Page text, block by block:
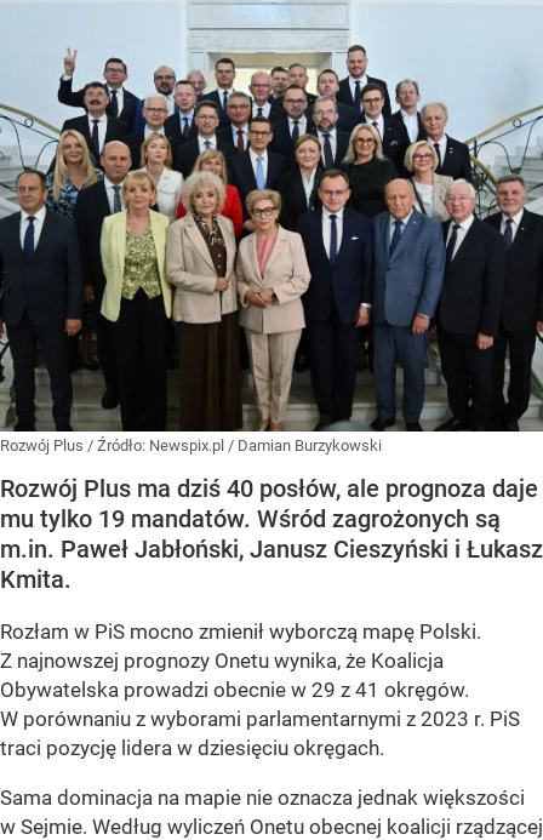
Rozwój Plus / Źródło: Newspix.pl / Damian Burzykowski
Rozwój Plus ma dziś 40 posłów, ale prognoza daje
mu tylko 19 mandatów. Wśród zagrożonych są
m.in. Paweł Jabłoński, Janusz Cieszyński i Łukasz
Kmita.
Rozłam w PiS mocno zmienił wyborczą mapę Polski.
Z najnowszej prognozy Onetu wynika, że Koalicja
Obywatelska prowadzi obecnie w 29 z 41 okręgów.
W porównaniu z wyborami parlamentarnymi z 2023 r. PiS
traci pozycję lidera w dziesięciu okręgach.
Sama dominacja na mapie nie oznacza jednak większości
w Sejmie. Według wyliczeń Onetu obecnej koalicji rządzącej